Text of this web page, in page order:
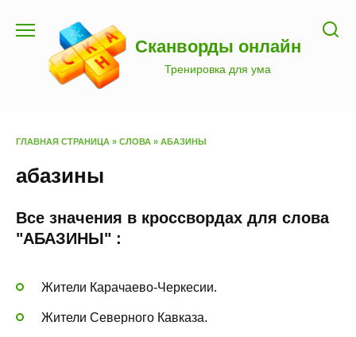
содержанию
Сканворды онлайн
Тренировка для ума
ГЛАВНАЯ СТРАНИЦА » СЛОВА » АБАЗИНЫ
абазины
Все значения в кроссвордах для слова
"АБАЗИНЫ" :
Жители Карачаево-Черкесии.
Жители Северного Кавказа.